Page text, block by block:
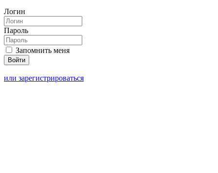
Логин
Пароль
Запомнить меня
или зарегистрироваться